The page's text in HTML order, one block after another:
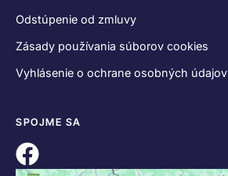
Odstúpenie od zmluvy
Zásady používania súborov cookies
Vyhlásenie o ochrane osobných údajov
SPOJME SA